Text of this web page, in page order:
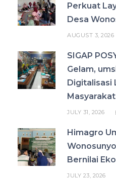
Perkuat
Desa
AUGUST 3, 2026
SIGAP
Gelam,
Digitalisasi
Masyarakat
JULY 31, 2026
Himagro
Bernilai
JULY 23, 2026